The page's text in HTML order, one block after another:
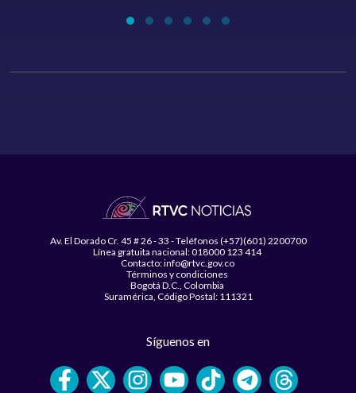
Av. El Dorado Cr. 45 # 26 - 33 - Teléfonos (+57)(601) 2200700
Línea gratuita nacional: 018000 123 414
Contacto: info@rtvc.gov.co
Términos y condiciones
Bogotá D.C., Colombia
Suramérica, Código Postal: 111321
Síguenos en